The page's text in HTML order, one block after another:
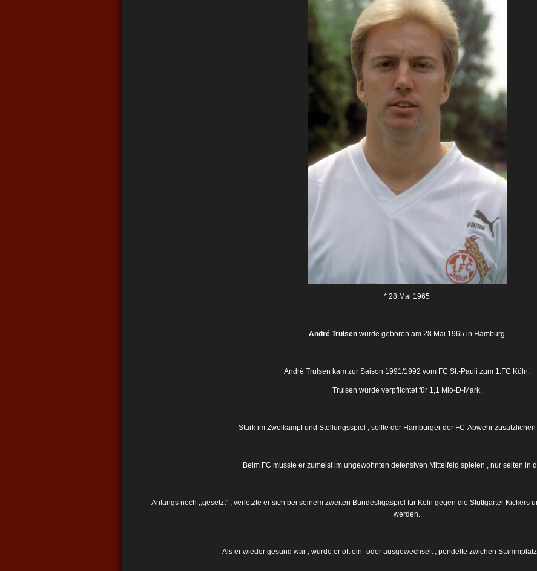
* 28.Mai 1965
André Trulsen wurde geboren am 28.Mai 1965 in Hamburg
André Trulsen kam zur Saison 1991/1992 vom FC St.-Pauli zum 1.FC Köln.
Trulsen wurde verpflichtet für 1,1 Mio-D-Mark.
Stark im Zweikampf und Stellungsspiel , sollte der Hamburger der FC-Abwehr
Beim FC musste er zumeist im ungewohnten defensiven Mittelfeld spielen , nur selten in
Anfangs noch ,,gesetzt" , verletzte er sich bei seinem zweiten Bundesligaspiel für Köln gegen die Stuttgarter Kickers
werden.
Als er wieder gesund war , wurde er oft ein- oder ausgewechselt , pendelte zwichen